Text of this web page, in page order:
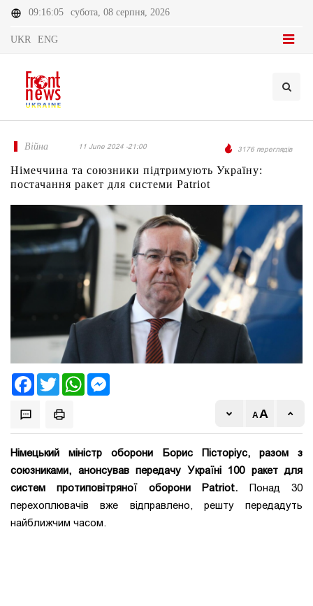
09:16:05 субота, 08 серпня, 2026
UKR ENG
Війна 11 June 2024 -21:00 3176 переглядів
Німеччина та союзники підтримують Україну:
постачання ракет для системи Patriot
FacebookTwitter WhatsApp
Німецький міністр оборони Борис Пісторіус, разом з
союзниками, анонсував передачу Україні 100 ракет для
систем протиповітряної оборони Patriot. Понад 30
перехоплювачів вже відправлено, решту передадуть
найближчим часом.